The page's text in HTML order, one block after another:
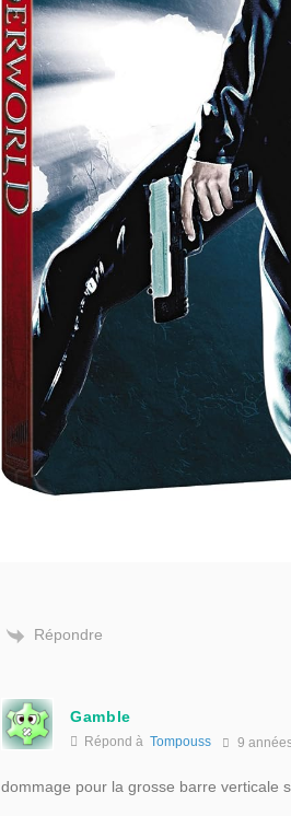
Répondre
Gamble
Répond à Tompouss 9
dommage pour la grosse barre verticale